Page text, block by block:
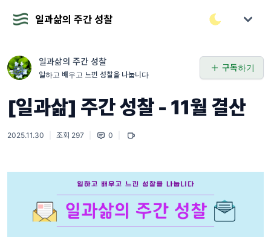
일과삶의 주간 성찰
일과삶의 주간 성찰
일하고 배우고 느낀 성찰을 나눕니다
구독하기
[일과삶] 주간 성찰 - 11월 결산
2025.11.30 조회 297 0